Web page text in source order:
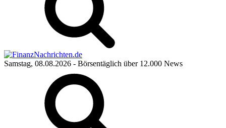
Samstag, 08.08.2026 - Börsentäglich über 12.000 News